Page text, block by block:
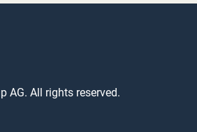
AG. All rights reserved.